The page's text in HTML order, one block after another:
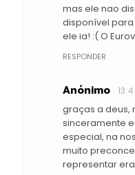
mas ele nao
disponível
ele ia! :( O
RESPONDER
Anónimo
graças a deus,
sinceramente
especial, na
muito
representar